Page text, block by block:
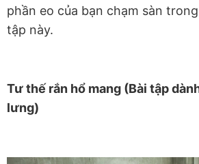
phần eo của bạn chạm sàn
tập này.
Tư thế rắn hổ mang (Bài tập
lưng)